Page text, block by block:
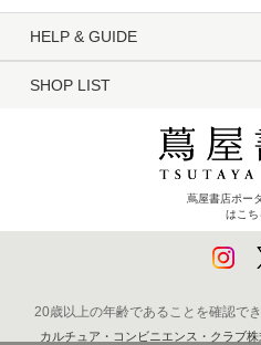
HELP & GUIDE
SHOP LIST
蔦屋書店ポー
はこち
20歳以上の年齢であることを確認で
カルチュア・コンビニエンス・クラ